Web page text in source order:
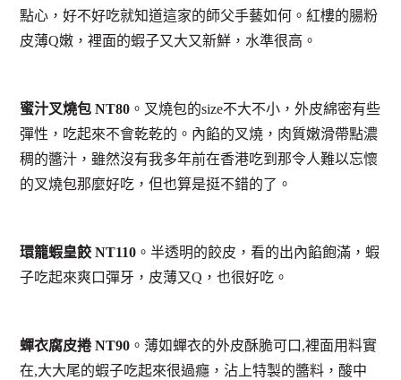
點心，好不好吃就知道這家的師父手藝如何。紅樓的腸粉
皮薄Q嫩，裡面的蝦子又大又新鮮，水準很高。
蜜汁叉燒包 NT80 。叉燒包的size不大不小，外皮綿密有些
彈性，吃起來不會乾乾的。內餡的叉燒，肉質嫩滑帶點濃
稠的醬汁，雖然沒有我多年前在香港吃到那令人難以忘懷
的叉燒包那麼好吃，但也算是挺不錯的了。
環籠蝦皇餃 NT110 。半透明的餃皮，看的出內餡飽滿，蝦
子吃起來爽口彈牙，皮薄又Q，也很好吃。
蟬衣腐皮捲 NT90 。薄如蟬衣的外皮酥脆可口,裡面用料實
在,大大尾的蝦子吃起來很過癮，沾上特製的醬料，酸中